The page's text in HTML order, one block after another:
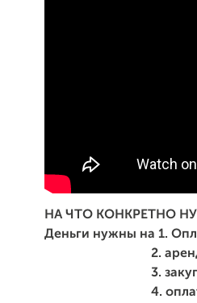
НА ЧТО КОНКРЕТНО
Деньги нужны на 1.
2. аренду
3. закупку
4. оплата